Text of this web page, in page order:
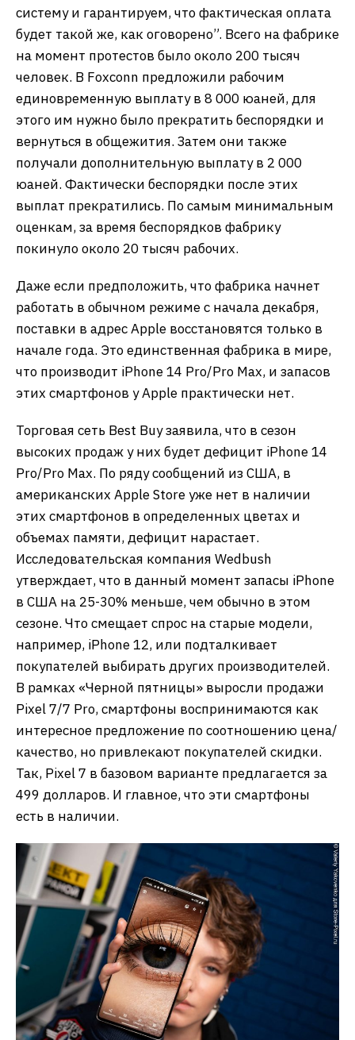
систему и гарантируем, что фактическая оплата
будет такой же, как оговорено”. Всего на фабрике
на момент протестов было около 200 тысяч
человек. В Foxconn предложили рабочим
единовременную выплату в 8 000 юаней, для
этого им нужно было прекратить беспорядки и
вернуться в общежития. Затем они также
получали дополнительную выплату в 2 000
юаней. Фактически беспорядки после этих
выплат прекратились. По самым минимальным
оценкам, за время беспорядков фабрику
покинуло около 20 тысяч рабочих.
Даже если предположить, что фабрика начнет
работать в обычном режиме с начала декабря,
поставки в адрес Apple восстановятся только в
начале года. Это единственная фабрика в мире,
что производит iPhone 14 Pro/Pro Max, и запасов
этих смартфонов у Apple практически нет.
Торговая сеть Best Buy заявила, что в сезон
высоких продаж у них будет дефицит iPhone 14
Pro/Pro Max. По ряду сообщений из США, в
американских Apple Store уже нет в наличии
этих смартфонов в определенных цветах и
объемах памяти, дефицит нарастает.
Исследовательская компания Wedbush
утверждает, что в данный момент запасы iPhone
в США на 25-30% меньше, чем обычно в этом
сезоне. Что смещает спрос на старые модели,
например, iPhone 12, или подталкивает
покупателей выбирать других производителей.
В рамках «Черной пятницы» выросли продажи
Pixel 7/7 Pro, смартфоны воспринимаются как
интересное предложение по соотношению цена/
качество, но привлекают покупателей скидки.
Так, Pixel 7 в базовом варианте предлагается за
499 долларов. И главное, что эти смартфоны
есть в наличии.